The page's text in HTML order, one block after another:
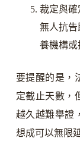
裁定與確
無人抗告
養機構或
要提醒的是，
定截止天數，
越久越難舉證
想成可以無限